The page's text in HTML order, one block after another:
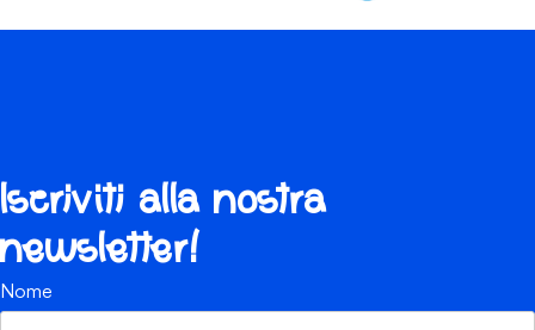
Iscriviti alla nostra
newsletter!
Nome